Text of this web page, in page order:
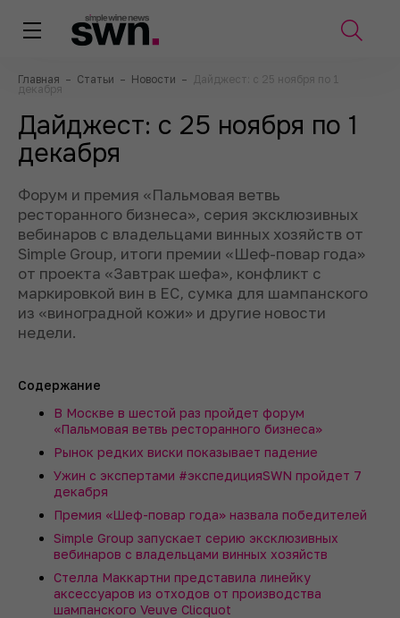
Главная – Статьи – Новости – Дайджест: с 25 ноября по 1
декабря
Дайджест: с 25 ноября по 1
декабря
Форум и премия «Пальмовая ветвь
ресторанного бизнеса», серия эксклюзивных
вебинаров с владельцами винных хозяйств от
Simple Group, итоги премии «Шеф-повар года»
от проекта «Завтрак шефа», конфликт с
маркировкой вин в ЕС, сумка для шампанского
из «виноградной кожи» и другие новости
недели.
Содержание
В Москве в шестой раз пройдет форум
«Пальмовая ветвь ресторанного бизнеса»
Рынок редких виски показывает падение
Ужин с экспертами #экспедицияSWN пройдет 7
декабря
Премия «Шеф-повар года» назвала победителей
Simple Group запускает серию эксклюзивных
вебинаров с владельцами винных хозяйств
Стелла Маккартни представила линейку
аксессуаров из отходов от производства
шампанского Veuve Clicquot